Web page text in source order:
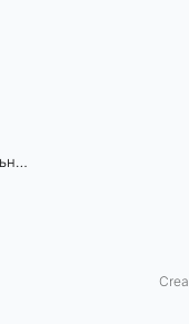
Ошибка при закрытии смены на фискальном регистраторе